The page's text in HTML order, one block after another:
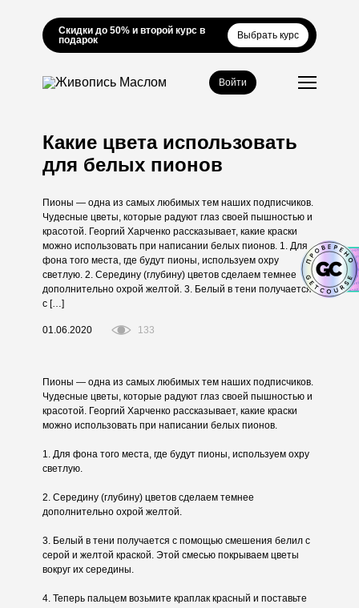
Скидки до 50% и второй курс в
подарок
Выбрать курс
Войти
Какие цвета использовать
для белых пионов
Пионы — одна из самых любимых тем наших подписчиков.
Чудесные цветы, которые радуют глаз своей пышностью и
красотой. Георгий Харченко рассказывает, какие краски
можно использовать при написании белых пионов. 1. Для
фона того места, где будут пионы, используем охру
светлую. 2. Середину (глубину) цветов сделаем темнее
дополнительно охрой желтой. 3. Белый в тени получается
с […]
01.06.2020 133
Пионы — одна из самых любимых тем наших подписчиков.
Чудесные цветы, которые радуют глаз своей пышностью и
красотой. Георгий Харченко рассказывает, какие краски
можно использовать при написании белых пионов.
1. Для фона того места, где будут пионы, используем охру
светлую.
2. Середину (глубину) цветов сделаем темнее
дополнительно охрой желтой.
3. Белый в тени получается с помощью смешения белил с
серой и желтой краской. Этой смесью покрываем цветы
вокруг их середины.
4. Теперь пальцем возьмите краплак красный и поставьте